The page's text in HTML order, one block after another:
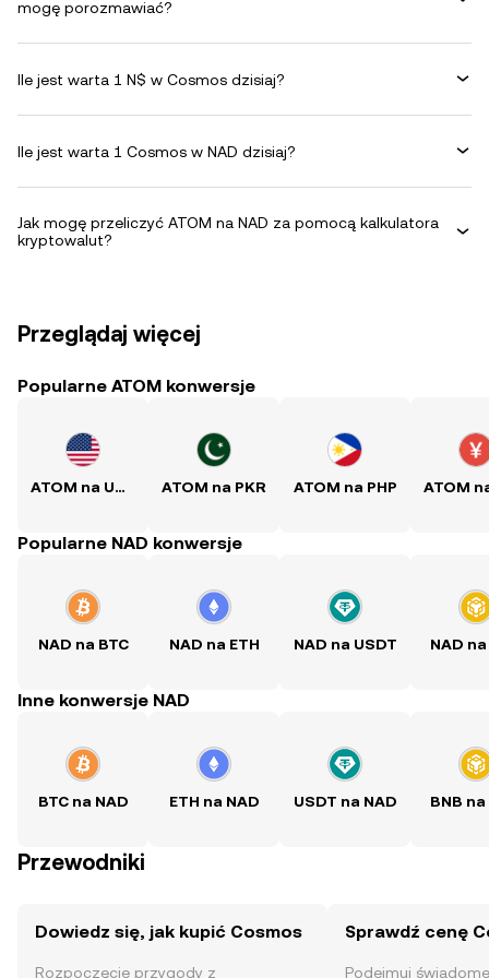
mogę porozmawiać?
Ile jest warta 1 N$ w Cosmos dzisiaj?
Ile jest warta 1 Cosmos w NAD dzisiaj?
Jak mogę przeliczyć ATOM na NAD za pomocą kalkulatora
kryptowalut?
Przeglądaj więcej
Popularne ATOM konwersje
ATOM na USD ATOM na PKR ATOM na PHP
Popularne NAD konwersje
NAD na BTC NAD na ETH NAD na USDT NAD
Inne konwersje NAD
BTC na NAD ETH na NAD USDT na NAD BNB na
Przewodniki
Dowiedz się, jak kupić Cosmos
Rozpoczęcie przygody z
Sprawdź cenę
Podejmuj